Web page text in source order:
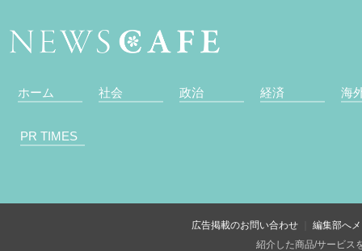
ホーム 社会 政治 経済 海
PR TIMES
広告掲載のお問い合わせ
編集部へ
紹介した商品/サービス